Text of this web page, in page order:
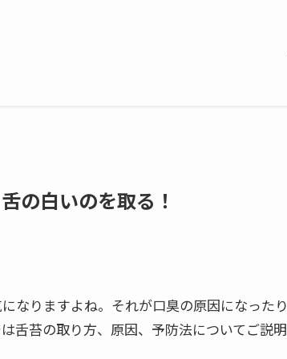
の白いのを取る！
なりますよね。それが口臭の原因になったり
舌苔の取り方、原因、予防法についてご説明